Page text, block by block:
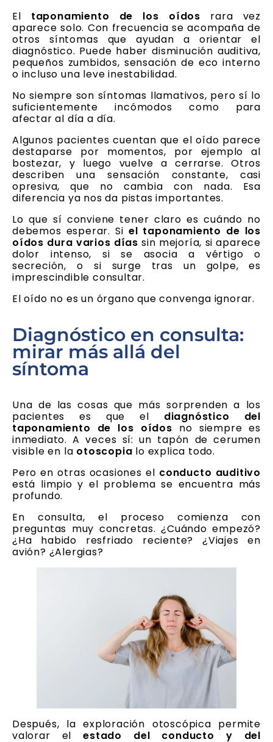
El taponamiento de los oídos rara vez
aparece solo. Con frecuencia se acompaña de
otros síntomas que ayudan a orientar el
diagnóstico. Puede haber disminución auditiva,
pequeños zumbidos, sensación de eco interno
o incluso una leve inestabilidad.
No siempre son síntomas llamativos, pero sí lo
suficientemente incómodos como para
afectar al día a día.
Algunos pacientes cuentan que el oído parece
destaparse por momentos, por ejemplo al
bostezar, y luego vuelve a cerrarse. Otros
describen una sensación constante, casi
opresiva, que no cambia con nada. Esa
diferencia ya nos da pistas importantes.
Lo que sí conviene tener claro es cuándo no
debemos esperar. Si el taponamiento de los
oídos dura varios días sin mejoría, si aparece
dolor intenso, si se asocia a vértigo o
secreción, o si surge tras un golpe, es
imprescindible consultar.
El oído no es un órgano que convenga ignorar.
Diagnóstico en consulta:
mirar más allá del
síntoma
Una de las cosas que más sorprenden a los
pacientes es que el diagnóstico del
taponamiento de los oídos no siempre es
inmediato. A veces sí: un tapón de cerumen
visible en la otoscopia lo explica todo.
Pero en otras ocasiones el conducto auditivo
está limpio y el problema se encuentra más
profundo.
En consulta, el proceso comienza con
preguntas muy concretas. ¿Cuándo empezó?
¿Ha habido resfriado reciente? ¿Viajes en
avión? ¿Alergias?
Después, la exploración otoscópica permite
valorar elestado del conducto y del